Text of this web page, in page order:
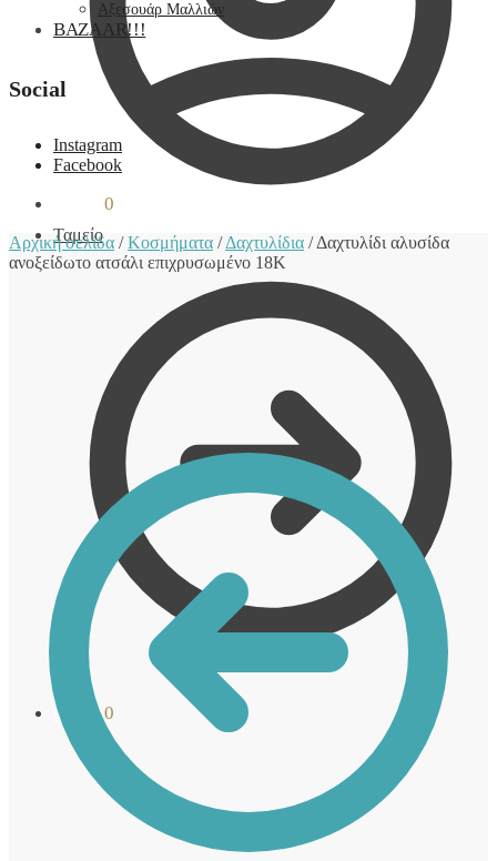
Ταμείο
0,00 €0
Αξεσουάρ Μαλλιών
BAZAAR!!!
Social
Instagram
Facebook
0
Αρχική σελίδα /Κοσμήματα /Δαχτυλίδια /Δαχτυλίδι αλυσίδα
ανοξείδωτο ατσάλι επιχρυσωμένο 18Κ